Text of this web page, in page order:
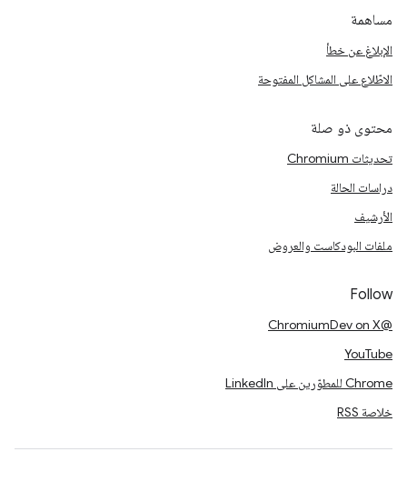
مساهمة
الإبلاغ عن خطأ
الاطّلاع على المشاكل المفتوحة
محتوى ذو صلة
تحديثات Chromium
دراسات الحالة
الأرشيف
ملفات البودكاست والعروض
Follow
@ChromiumDev on X
YouTube
Chrome للمطوّرين على LinkedIn
خلاصة RSS